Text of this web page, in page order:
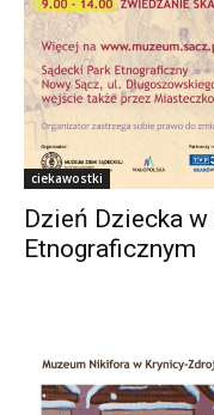
ciekawostki
Dzień Dziecka
Etnograficznym